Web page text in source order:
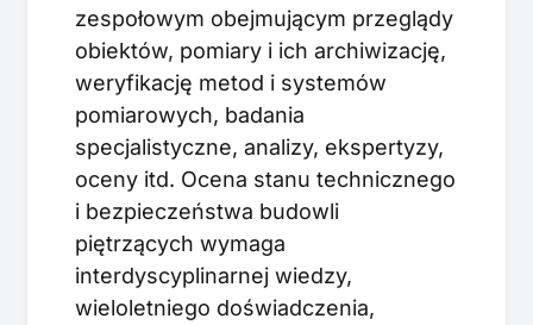
zespołowym obejmującym przeglądy
obiektów, pomiary i ich archiwizację,
weryfikację metod i systemów
pomiarowych, badania
specjalistyczne, analizy, ekspertyzy,
oceny itd. Ocena stanu technicznego
i bezpieczeństwa budowli
piętrzących wymaga
interdyscyplinarnej wiedzy,
wieloletniego doświadczenia,